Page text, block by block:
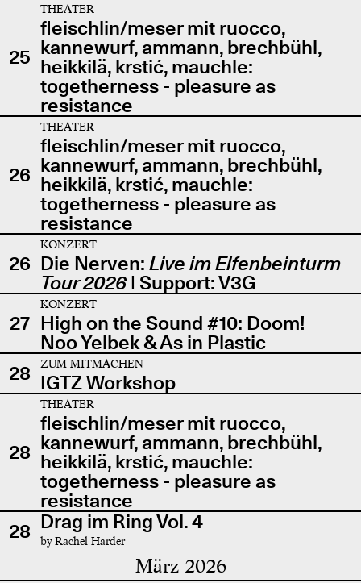
25
THEATER
fleischlin/meser mit ruocco,
kannewurf, ammann, brechbühl,
heikkilä, krstić, mauchle:
togetherness - pleasure as
resistance
26
THEATER
fleischlin/meser mit ruocco,
kannewurf, ammann, brechbühl,
heikkilä, krstić, mauchle:
togetherness - pleasure as
resistance
26
KONZERT
Die Nerven: Live im Elfenbeinturm
Tour 2026| Support: V3G
27
KONZERT
High on the Sound #10: Doom!
Noo Yelbek & As in Plastic
28
ZUM MITMACHEN
IGTZ Workshop
28
THEATER
fleischlin/meser mit ruocco,
kannewurf, ammann, brechbühl,
heikkilä, krstić, mauchle:
togetherness - pleasure as
resistance
28 Drag im Ring Vol. 4
by Rachel Harder
März 2026